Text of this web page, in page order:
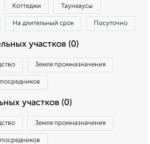
Коттеджи Таунхаусы
На длительный срок Посуточно
участков (0)
Земля промназначения
посредников
участков (0)
Земля промназначения
посредников